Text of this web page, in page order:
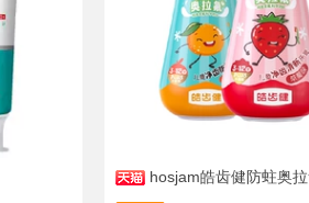
hosjam皓齿健防蛀奥